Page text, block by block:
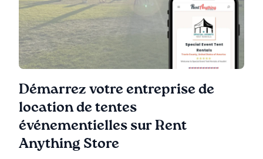
Démarrez votre entreprise de
location de tentes
événementielles sur Rent
Anything Store